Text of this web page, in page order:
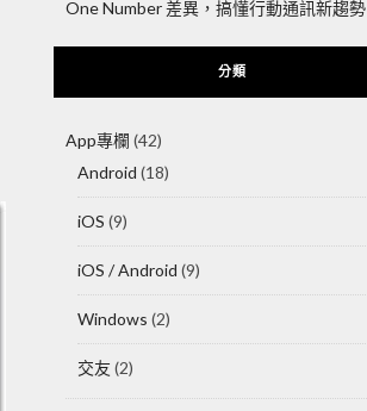
One Number 差異，搞懂行動通訊新趨勢
分類
App專欄 (42)
Android (18)
iOS (9)
iOS / Android (9)
Windows (2)
交友 (2)